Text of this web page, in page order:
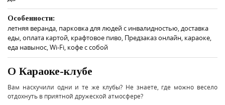
Особенности:
летняя веранда, парковка для людей с инвалидностью, доставка
еды, оплата картой, крафтовое пиво, Предзаказ онлайн, караоке,
еда навынос, Wi-Fi, кофе с собой
О Караоке-клубе
Вам наскучили одни и те же клубы? Не знаете, где можно весело
отдохнуть в приятной дружеской атмосфере?